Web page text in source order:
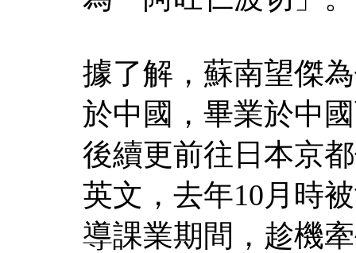
據了解，蘇南望傑
於中國，畢業於中
後續更前往日本京
英文，去年10月時
導課業期間，趁機